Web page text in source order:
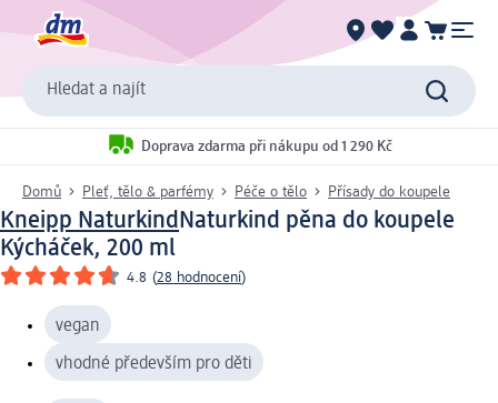
Hledat a najít
Doprava zdarma při nákupu od 1 290 Kč
Domů Pleť, tělo & parfémy Péče o tělo Přísady do koupele
Kneipp NaturkindNaturkind pěna do koupele
Kýcháček, 200 ml
4.8 (28 hodnocení)
vegan
vhodné především pro děti